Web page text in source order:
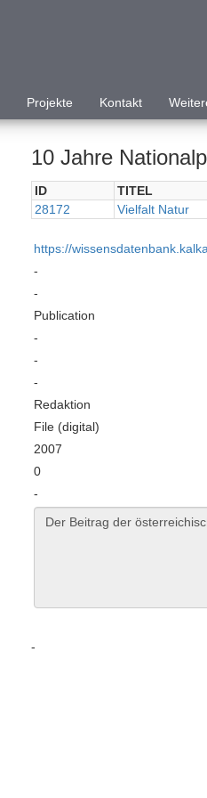
Projekte Kontakt
10 Jahre
ID TITEL
28172
Vielfalt Natur
https://
-
-
Publication
-
-
-
Redaktion
File (digital)
2007
0
-
-